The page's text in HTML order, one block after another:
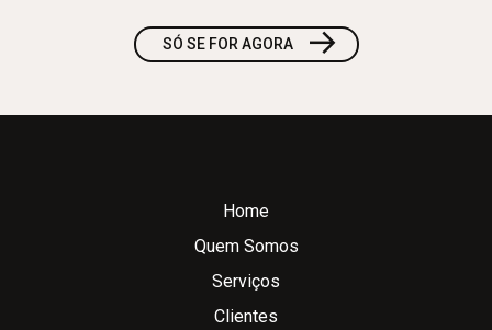
SÓ SE FOR AGORA →
Home
Quem Somos
Serviços
Clientes